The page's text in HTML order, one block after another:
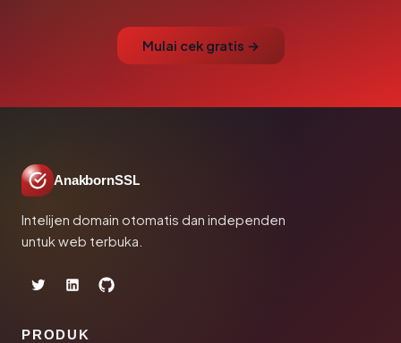
Mulai cek gratis →
AnakbornSSL
Intelijen domain otomatis dan independen
untuk web terbuka.
PRODUK